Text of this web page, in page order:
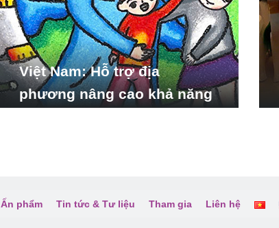
Việt Nam: Hỗ trợ địa
phương nâng cao khả năng
Ấn phẩm Tin tức & Tư liệu Tham gia Liên hệ